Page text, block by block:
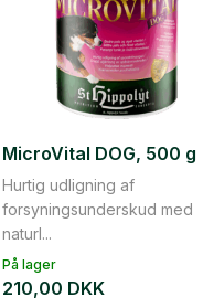
På lager
Hurtig udligning af
forsyningsunderskud med
naturl...
MicroVital DOG, 500 g
210,00 DKK